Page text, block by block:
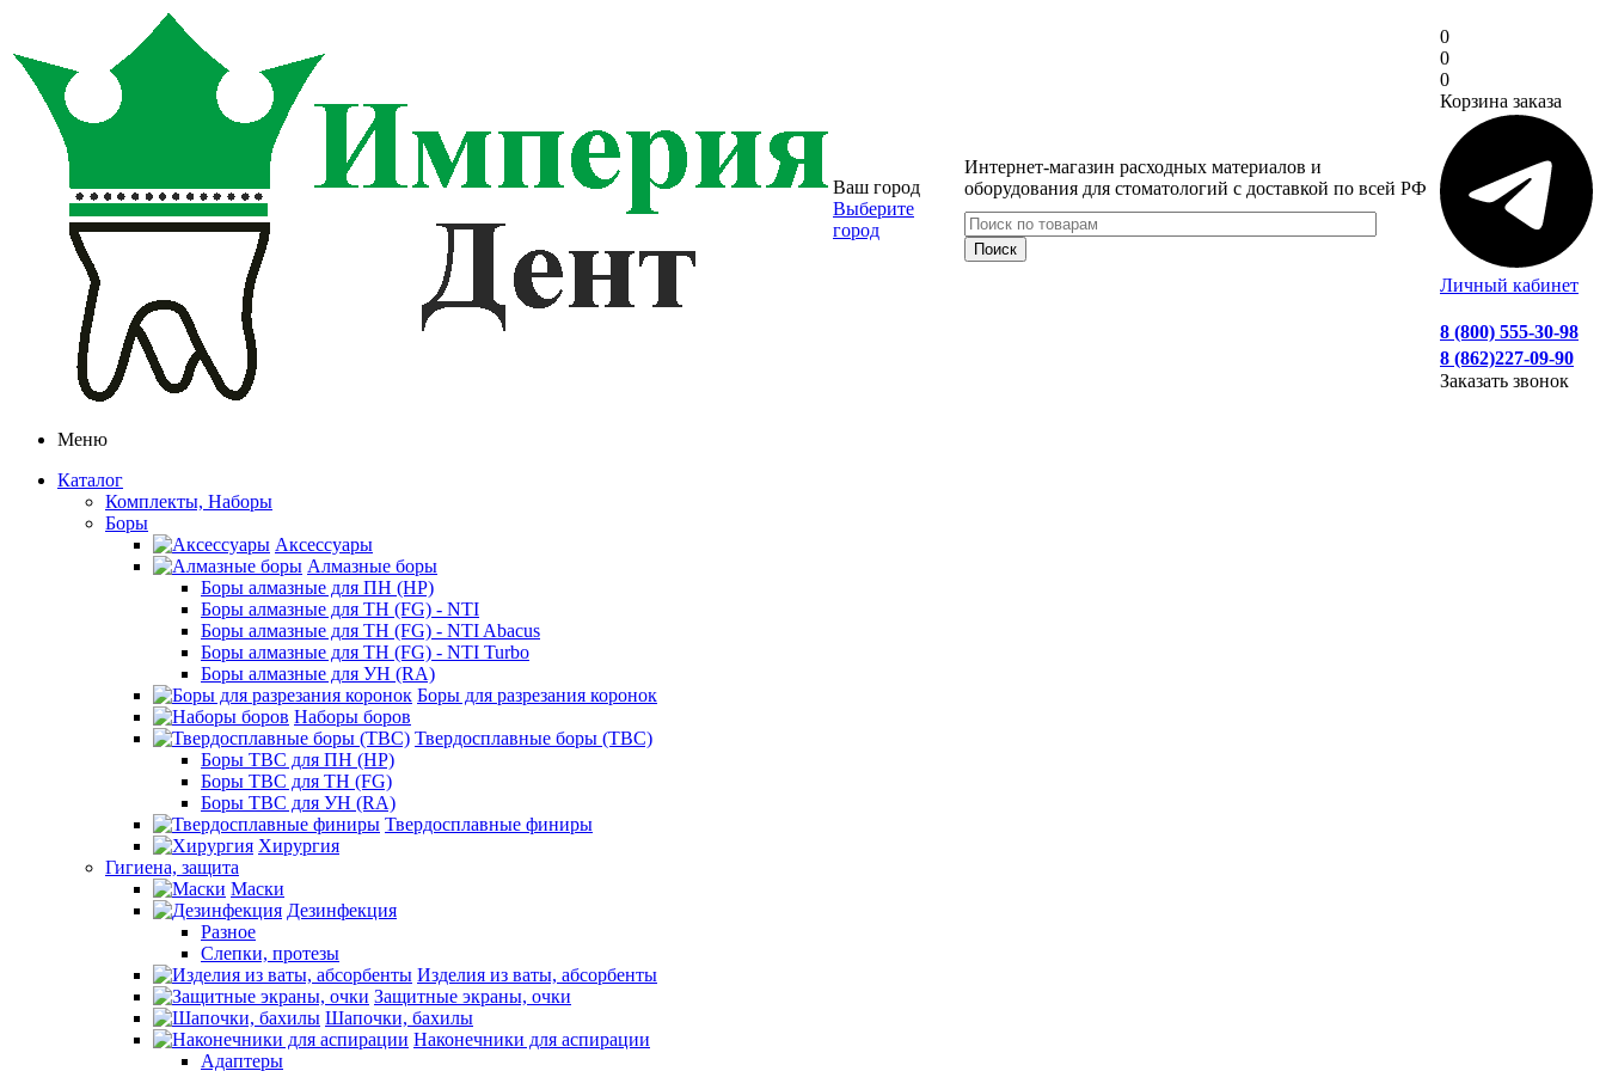
Ваш город
Выберите
город
Интернет-магазин расходных материалов и
оборудования для стоматологий с доставкой по всей РФ
0
0
0
Корзина заказа
Личный кабинет
8 (800) 555-30-98
8 (862)227-09-90
Заказать звонок
Меню
Каталог
Комплекты, Наборы
Боры
Аксессуары
Алмазные боры
Боры алмазные для ПН (HP)
Боры алмазные для ТН (FG) - NTI
Боры алмазные для ТН (FG) - NTI Abacus
Боры алмазные для ТН (FG) - NTI Turbo
Боры алмазные для УН (RA)
Боры для разрезания коронок
Наборы боров
Твердосплавные боры (ТВС)
Боры ТВС для ПН (HP)
Боры ТВС для ТН (FG)
Боры ТВС для УН (RA)
Твердосплавные финиры
Хирургия
Гигиена, защита
Маски
Дезинфекция
Разное
Слепки, протезы
Изделия из ваты, абсорбенты
Защитные экраны, очки
Шапочки, бахилы
Наконечники для аспирации
Адаптеры